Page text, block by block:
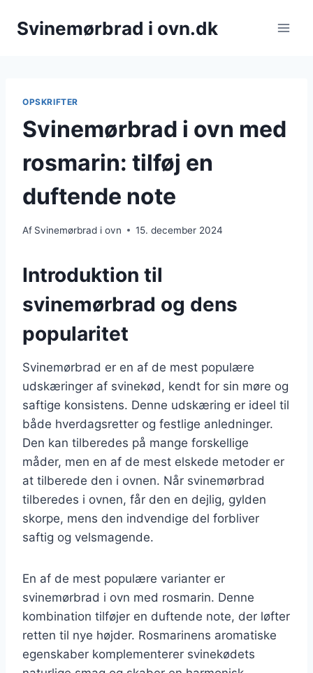
Svinemørbrad i ovn.dk
OPSKRIFTER
Svinemørbrad i ovn med
rosmarin: tilføj en
duftende note
Af Svinemørbrad i ovn 15. december 2024
Introduktion til
svinemørbrad og dens
popularitet
Svinemørbrad er en af de mest populære
udskæringer af svinekød, kendt for sin møre og
saftige konsistens. Denne udskæring er ideel til
både hverdagsretter og festlige anledninger.
Den kan tilberedes på mange forskellige
måder, men en af de mest elskede metoder er
at tilberede den i ovnen. Når svinemørbrad
tilberedes i ovnen, får den en dejlig, gylden
skorpe, mens den indvendige del forbliver
saftig og velsmagende.
En af de mest populære varianter er
svinemørbrad i ovn med rosmarin. Denne
kombination tilføjer en duftende note, der løfter
retten til nye højder. Rosmarinens aromatiske
egenskaber komplementerer svinekødets